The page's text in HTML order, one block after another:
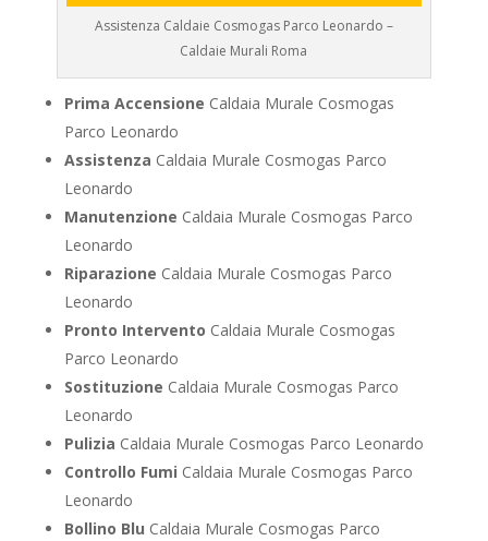
Assistenza Caldaie Cosmogas Parco Leonardo –
Caldaie Murali Roma
Prima Accensione Caldaia Murale Cosmogas
Parco Leonardo
Assistenza Caldaia Murale Cosmogas Parco
Leonardo
Manutenzione Caldaia Murale Cosmogas Parco
Leonardo
Riparazione Caldaia Murale Cosmogas Parco
Leonardo
Pronto Intervento Caldaia Murale Cosmogas
Parco Leonardo
Sostituzione Caldaia Murale Cosmogas Parco
Leonardo
Pulizia Caldaia Murale Cosmogas Parco Leonardo
Controllo Fumi Caldaia Murale Cosmogas Parco
Leonardo
Bollino Blu Caldaia Murale Cosmogas Parco